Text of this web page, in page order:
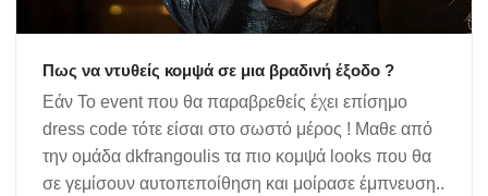
Πως να ντυθείς κομψά σε μια βραδινή έξοδο ?
Εάν Το event που θα παραβρεθείς έχει επίσημο
dress code τότε είσαι στο σωστό μέρος ! Μαθε από
την ομάδα dkfrangoulis τα πιο κομψά looks που θα
σε γεμίσουν αυτοπεποίθηση και μοίρασε έμπνευση..